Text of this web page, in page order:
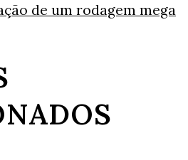
de um rodagem mega